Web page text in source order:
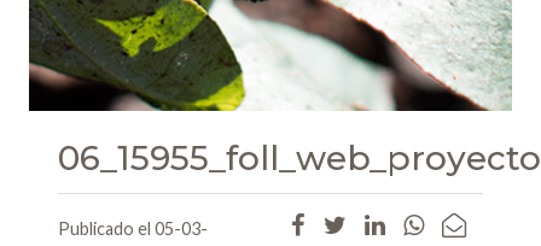
Publicado el 05-03-